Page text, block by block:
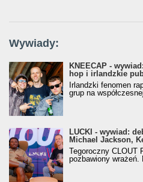
Wywiady:
KNEECAP -
hop i irlandzkie
Irlandzki fenomen
grup na
LUCKI - wywiad:
Michael Jackson,
Tegoroczny CLOUT
pozbawiony wrażeń.